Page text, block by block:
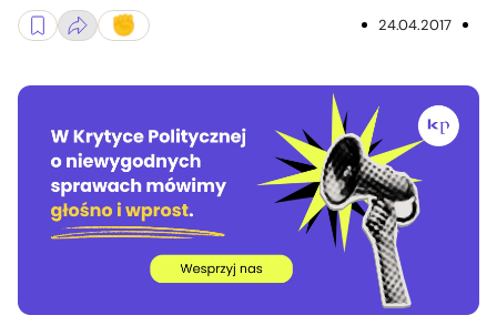
24.04.2017